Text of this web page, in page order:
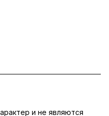
и не являются